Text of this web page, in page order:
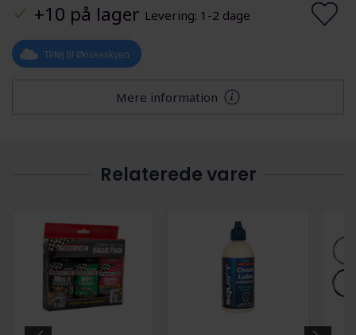
+10 på lager Levering: 1-2 dage
Tilføj til Ønskeskyen
Mere information
Relaterede varer